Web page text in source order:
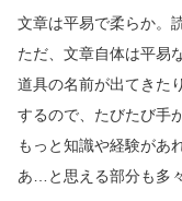
文章は平易で柔らか。
ただ、文章自体は平易
道具の名前が出てきた
するので、たびたび手
もっと知識や経験があ
あ…と思える部分も多